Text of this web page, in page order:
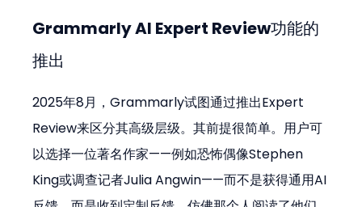
Grammarly AI Expert Review功能的
推出
2025年8月，Grammarly试图通过推出Expert
Review来区分其高级层级。其前提很简单。用户可
以选择一位著名作家——例如恐怖偶像Stephen
King或调查记者Julia Angwin——而不是获得通用AI